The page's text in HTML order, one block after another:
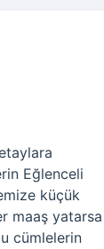
Eğlenceli
küçük
maaş yatarsa
cümlelerin